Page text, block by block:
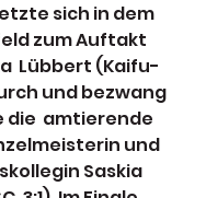
sich in dem
zum Auftakt
Lübbert (Kaifu-
und bezwang
die  amtierende
und
Saskia